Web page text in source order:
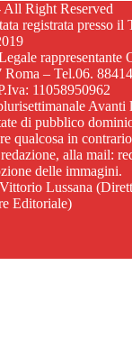
Right Reserved
registrata presso il
rappresentante
– Tel.06.
11058950962
Avanti
di pubblico
qualcosa in
alla mail:
delle immagini.
Lussana
Editoriale)